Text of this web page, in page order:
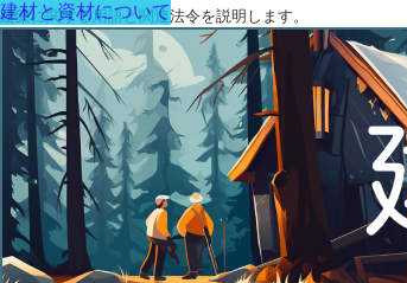
建築に関する用語と関連法令を説明します。
建材と資材について